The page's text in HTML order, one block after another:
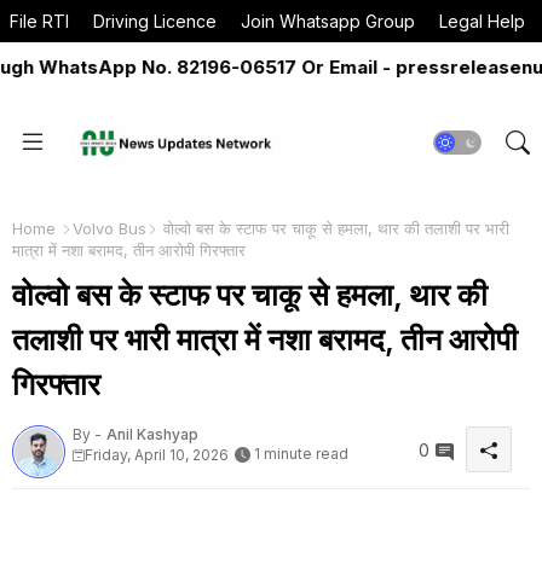
File RTI Driving Licence Join Whatsapp Group Legal Help
No. 82196-06517 Or Email -
Home Volvo Bus
वोल्वो बस के स्टाफ पर चाकू से हमला, थार की तलाशी पर भारी
मात्रा में नशा बरामद, तीन आरोपी गिरफ्तार
वोल्वो बस के स्टाफ पर चाकू से हमला, थार की
तलाशी पर भारी मात्रा में नशा बरामद, तीन आरोपी
गिरफ्तार
By - Anil Kashyap
Friday, April 10, 2026
1 minute read 0